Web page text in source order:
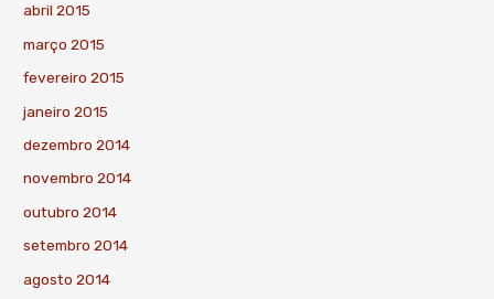
abril 2015
março 2015
fevereiro 2015
janeiro 2015
dezembro 2014
novembro 2014
outubro 2014
setembro 2014
agosto 2014